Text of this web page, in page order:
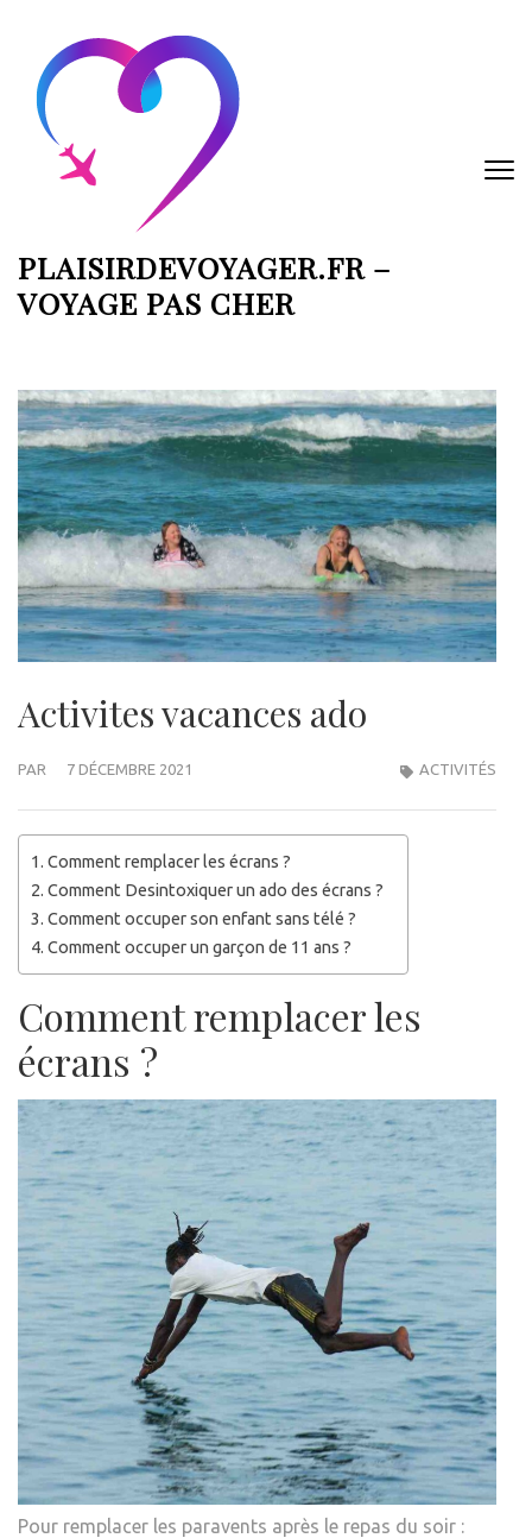
contenu
(Pressez
Entrée)
PLAISIRDEVOYAGER.FR –
VOYAGE PAS CHER
Activites vacances ado
PAR 7 DÉCEMBRE 2021 ACTIVITÉS
Comment remplacer les écrans ?
Comment Desintoxiquer un ado des écrans ?
Comment occuper son enfant sans télé ?
Comment occuper un garçon de 11 ans ?
Comment remplacer les
écrans ?
Pour remplacer les paravents après le repas du soir :